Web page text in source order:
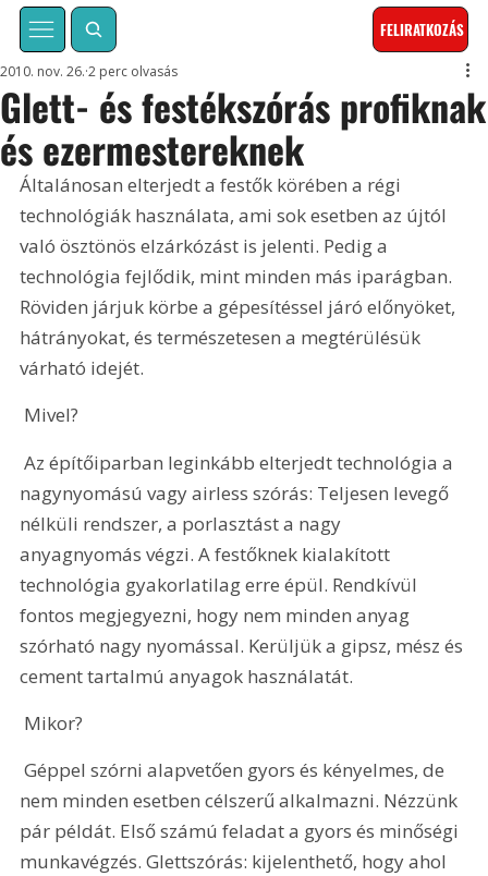
FELIRATKOZÁS
Glett- és festékszórás profiknak
és ezermestereknek
2010. nov. 26. 2 perc olvasás
Általánosan elterjedt a festők körében a régi
technológiák használata, ami sok esetben az újtól
való ösztönös elzárkózást is jelenti. Pedig a
technológia fejlődik, mint minden más iparágban.
Röviden járjuk körbe a gépesítéssel járó előnyöket,
hátrányokat, és természetesen a megtérülésük
várható idejét.
Mivel?
Az építőiparban leginkább elterjedt technológia a
nagynyomású vagy airless szórás: Teljesen levegő
nélküli rendszer, a porlasztást a nagy
anyagnyomás végzi. A festőknek kialakított
technológia gyakorlatilag erre épül. Rendkívül
fontos megjegyezni, hogy nem minden anyag
szórható nagy nyomással. Kerüljük a gipsz, mész és
cement tartalmú anyagok használatát.
Mikor?
Géppel szórni alapvetően gyors és kényelmes, de
nem minden esetben célszerű alkalmazni. Nézzünk
pár példát. Első számú feladat a gyors és minőségi
munkavégzés. Glettszórás: kijelenthető, hogy ahol